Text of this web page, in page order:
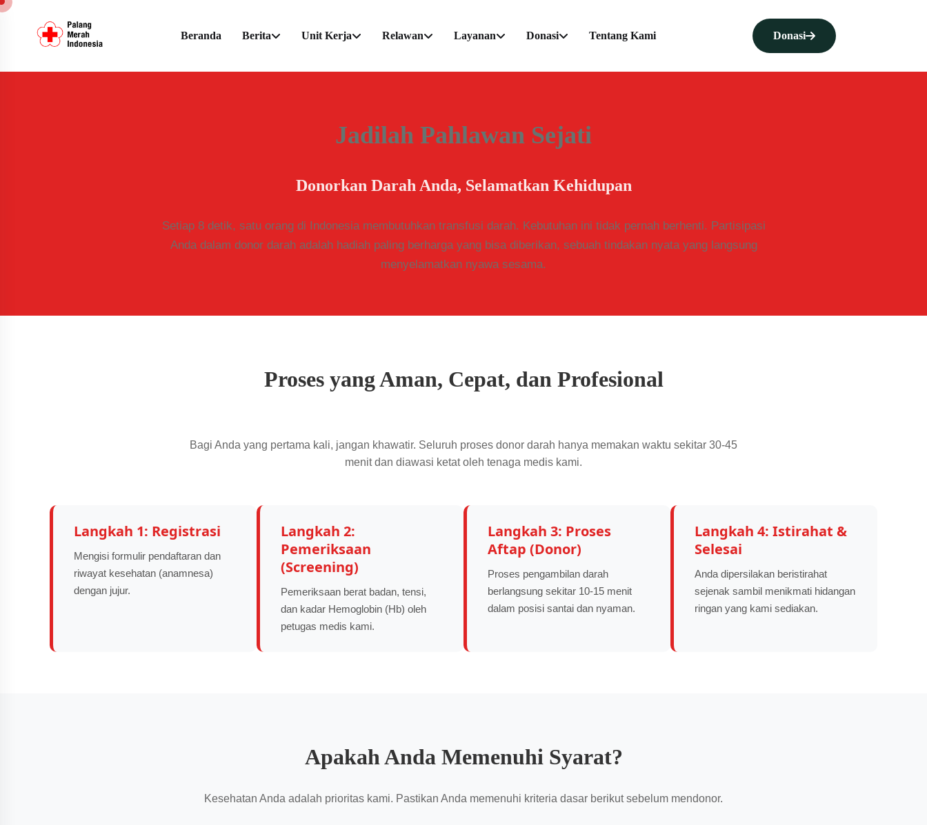
Beranda Berita Unit Kerja Relawan Layanan Donasi Tentang Kami Donasi
Jadilah Pahlawan Sejati
Donorkan Darah Anda, Selamatkan Kehidupan
Setiap 8 detik, satu orang di Indonesia membutuhkan transfusi darah. Kebutuhan ini tidak pernah berhenti. Partisipasi
Anda dalam donor darah adalah hadiah paling berharga yang bisa diberikan, sebuah tindakan nyata yang langsung
menyelamatkan nyawa sesama.
Proses yang Aman, Cepat, dan Profesional
Bagi Anda yang pertama kali, jangan khawatir. Seluruh proses donor darah hanya memakan waktu sekitar 30-45
menit dan diawasi ketat oleh tenaga medis kami.
Langkah 1: Registrasi
Mengisi formulir pendaftaran dan
riwayat kesehatan (anamnesa)
dengan jujur.
Langkah 2:
Pemeriksaan
(Screening)
Pemeriksaan berat badan, tensi,
dan kadar Hemoglobin (Hb) oleh
petugas medis kami.
Langkah 3: Proses
Aftap (Donor)
Proses pengambilan darah
berlangsung sekitar 10-15 menit
dalam posisi santai dan nyaman.
Langkah 4: Istirahat &
Selesai
Anda dipersilakan beristirahat
sejenak sambil menikmati hidangan
ringan yang kami sediakan.
Apakah Anda Memenuhi Syarat?
Kesehatan Anda adalah prioritas kami. Pastikan Anda memenuhi kriteria dasar berikut sebelum mendonor.